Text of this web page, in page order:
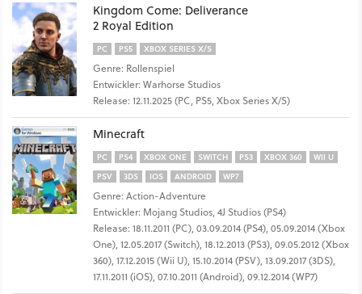
Kingdom Come: Deliverance
2 Royal Edition
PC PS5 XBOX SERIES X/S
Genre: Rollenspiel
Entwickler: Warhorse Studios
Release: 12.11.2025 (PC, PS5, Xbox Series X/S)
Minecraft
PC PS4 XBOX ONE SWITCH PS3 XBOX 360
WII U
PSV
3DS IOS ANDROID WP7
Genre: Action-Adventure
Entwickler: Mojang Studios, 4J Studios (PS4)
Release: 18.11.2011 (PC), 03.09.2014 (PS4), 05.09.2014 (Xbox
One), 12.05.2017 (Switch), 18.12.2013 (PS3), 09.05.2012 (Xbox
360), 17.12.2015 (Wii U), 15.10.2014 (PSV), 13.09.2017 (3DS),
17.11.2011 (iOS), 07.10.2011 (Android), 09.12.2014 (WP7)